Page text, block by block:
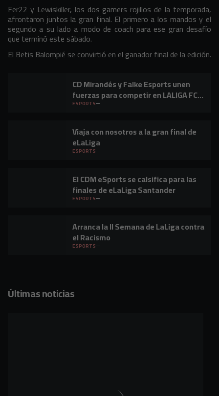
Fer22 y Lewiskiller, los dos gamers rojillos de la temporada,
afrontaron juntos la gran final. El primero a los mandos y el
segundo a su lado a modo de coach para ese gran desafío
que terminó este sábado.
El Betis Balompié se convirtió en el ganador final de la edición.
CD Mirandés y Falke Esports unen
fuerzas para competir en LALIGA FC
PRO
ESPORTS
Viaja con nosotros a la gran final de
eLaLiga
ESPORTS
El CDM eSports se calsifica para las
finales de eLaLiga Santander
ESPORTS
Arranca la II Semana de LaLiga contra
el Racismo
ESPORTS
Últimas noticias